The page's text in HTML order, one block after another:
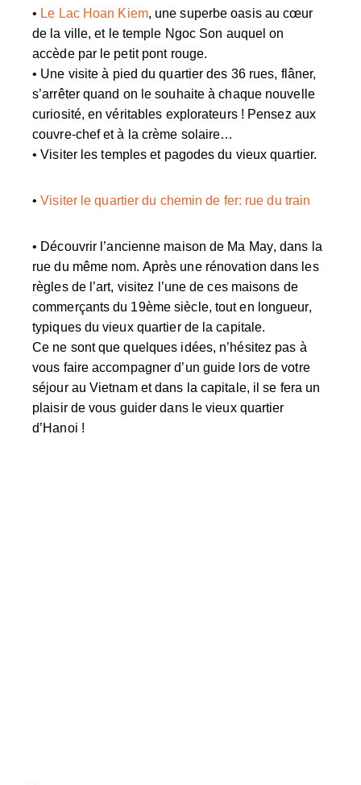
• Le Lac Hoan Kiem, une superbe oasis au cœur
de la ville, et le temple Ngoc Son auquel on
accède par le petit pont rouge.
• Une visite à pied du quartier des 36 rues, flâner,
s’arrêter quand on le souhaite à chaque nouvelle
curiosité, en véritables explorateurs ! Pensez aux
couvre-chef et à la crème solaire…
•Visiter les temples et pagodesdu vieux quartier.
•Visiter le quartier du chemin de fer: rue du train
• Découvrir l’ancienne maison de Ma May, dans la
rue du même nom. Après une rénovation dans les
règles de l’art, visitez l’une de ces maisons de
commerçants du 19ème siècle, tout en longueur,
typiques du vieux quartier de la capitale.
Ce ne sont que quelques idées, n’hésitez pas à
vous faire accompagner d’un guide lors de votre
séjour au Vietnam et dans la capitale, il se fera un
plaisir de vous guider dans le vieux quartier
d’Hanoi !